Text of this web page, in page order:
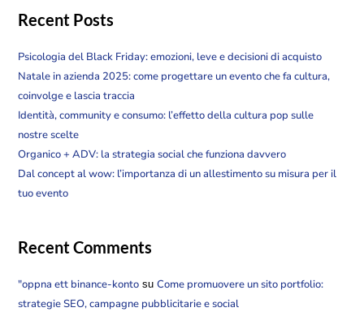
Recent Posts
Psicologia del Black Friday: emozioni, leve e decisioni di acquisto
Natale in azienda 2025: come progettare un evento che fa cultura,
coinvolge e lascia traccia
Identità, community e consumo: l’effetto della cultura pop sulle
nostre scelte
Organico + ADV: la strategia social che funziona davvero
Dal concept al wow: l’importanza di un allestimento su misura per il
tuo evento
Recent Comments
"oppna ett binance-konto suCome promuovere un sito portfolio:
strategie SEO, campagne pubblicitarie e social